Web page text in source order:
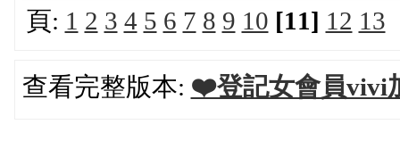
頁: 1 2 3 4 5 6 7 8 9 10 [11] 12 13
查看完整版本: ❤️登記女會員vivi